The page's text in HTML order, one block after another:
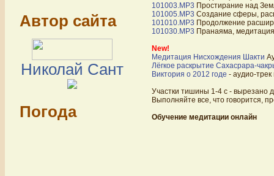
Автор сайта
Николай Сант
Погода
101003.MP3 Простирание над
101005.MP3 Создание сферы,
101010.MP3 Продолжение
101030.MP3 Пранаяма,
New!
Медитация Нисхождения Шакти
Лёгкое раскрытие Сахасрара-
Виктория о 2012 годе - аудио-трек
Участки тишины 1-4 с - вырезано
Выполняйте все, что говорится,
Обучение медитации онлайн